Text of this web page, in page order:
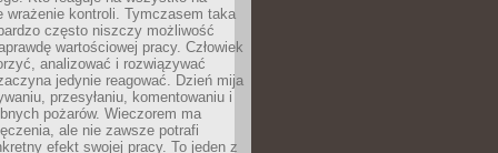
wrażenie kontroli. Tymczasem taka
często niszczy możliwość
wartościowej pracy. Człowiek
analizować i rozwiązywać
jedynie reagować. Dzień mija
przesyłaniu, komentowaniu i
pożarów. Wieczorem ma
ale nie zawsze potrafi
efekt swojej pracy. To jeden z